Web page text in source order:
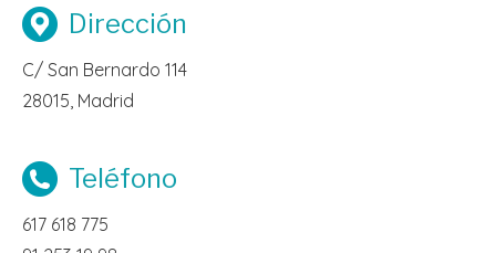
Dirección
C/ San Bernardo 114
28015, Madrid
Teléfono
617 618 775